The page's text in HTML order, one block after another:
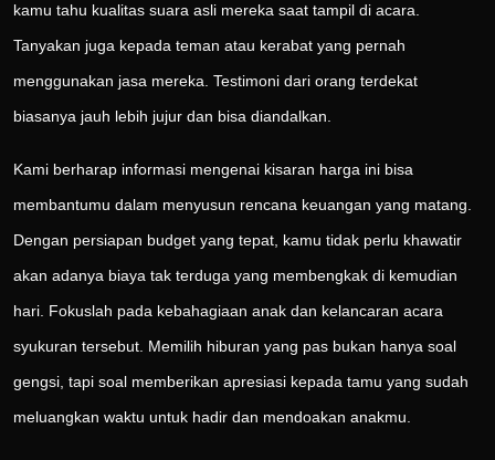
kamu tahu kualitas suara asli mereka saat tampil di acara.
Tanyakan juga kepada teman atau kerabat yang pernah
menggunakan jasa mereka. Testimoni dari orang terdekat
biasanya jauh lebih jujur dan bisa diandalkan.
Kami berharap informasi mengenai kisaran harga ini bisa
membantumu dalam menyusun rencana keuangan yang matang.
Dengan persiapan budget yang tepat, kamu tidak perlu khawatir
akan adanya biaya tak terduga yang membengkak di kemudian
hari. Fokuslah pada kebahagiaan anak dan kelancaran acara
syukuran tersebut. Memilih hiburan yang pas bukan hanya soal
gengsi, tapi soal memberikan apresiasi kepada tamu yang sudah
meluangkan waktu untuk hadir dan mendoakan anakmu.